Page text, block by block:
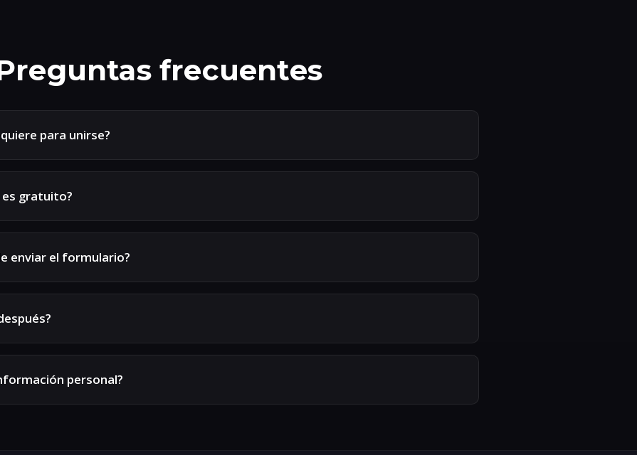
frecuentes
para unirse?
gratuito?
enviar el formulario?
personal?